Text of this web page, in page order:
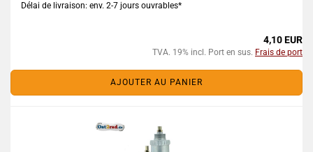
Délai de livraison: env. 2-7 jours ouvrables*
4,10 EUR
TVA. 19% incl. Port en sus. Frais de port
AJOUTER AU PANIER